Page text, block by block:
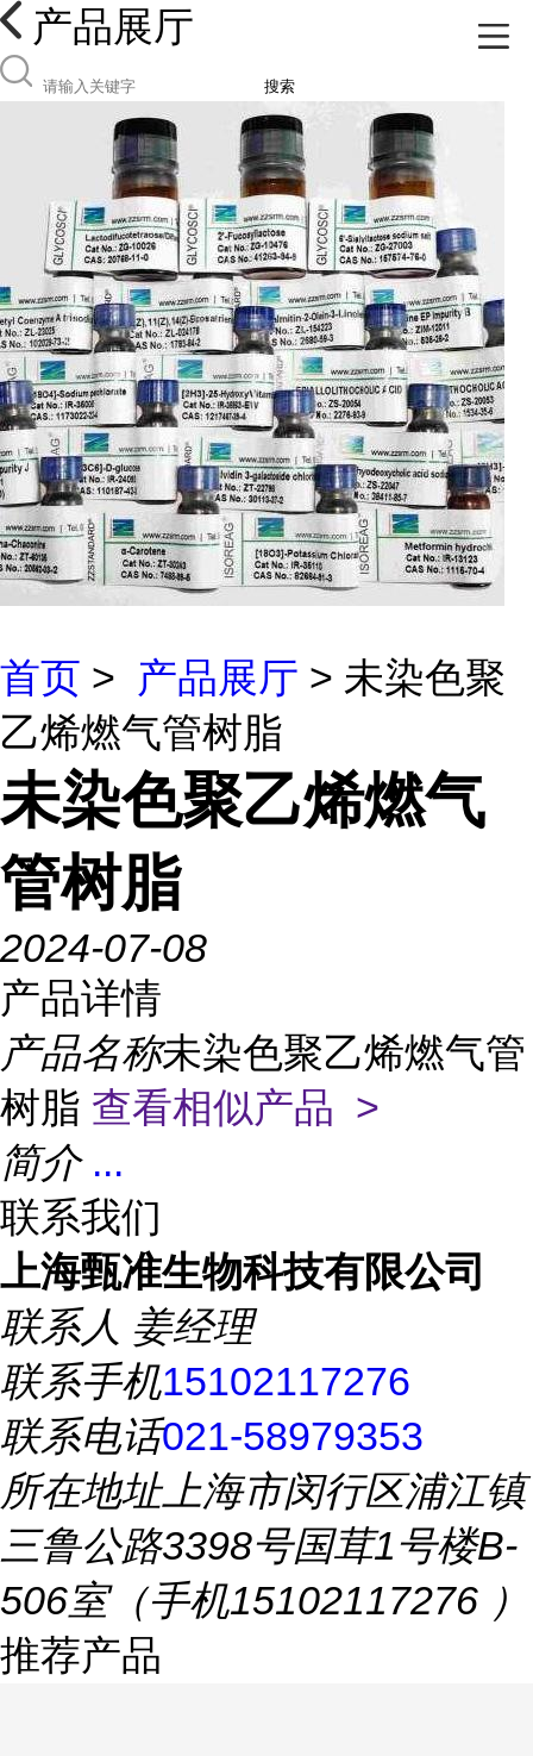
产品展厅
搜索
首页 > 产品展厅 > 未染色聚
乙烯燃气管树脂
未染色聚乙烯燃气
管树脂
2024-07-08
产品详情
产品名称未染色聚乙烯燃气管
树脂 查看相似产品 >
简介 ...
联系我们
上海甄准生物科技有限公司
联系人 姜经理
联系手机15102117276
联系电话021-58979353
所在地址上海市闵行区浦江镇
三鲁公路3398号国茸1号楼B-
506室（手机15102117276 ）
推荐产品